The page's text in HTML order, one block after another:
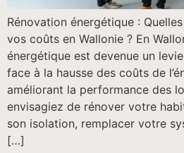
Rénovation énergétique :
vos coûts en Wallonie ? En
énergétique est devenue un
face à la hausse des coûts de
améliorant la performance des
envisagiez de rénover votre
son isolation, remplacer votre
[…]